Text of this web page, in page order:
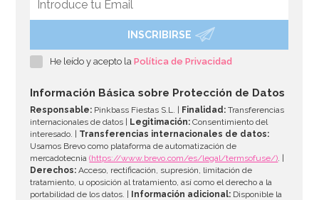
INSCRIBIRSE
He leído y acepto laPolítica de Privacidad
Información Básica sobre Protección de Datos
Responsable: Pinkbass Fiestas S.L. | Finalidad: Transferencias
internacionales de datos |
Legitimación: Consentimiento del
interesado. | Transferencias internacionales de datos:
Usamos Brevo como plataforma de automatización de
mercadotecnia(https://www.brevo.com/es/legal/termsofuse/). |
Derechos: Acceso, rectificación, supresión, limitación de
tratamiento, u oposición al tratamiento, así como el derecho a la
portabilidad de los datos. |
Información adicional: Disponible la